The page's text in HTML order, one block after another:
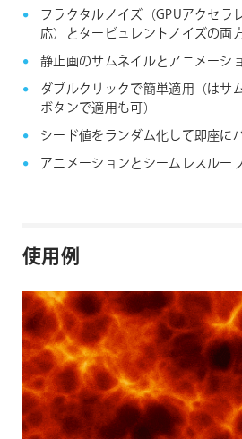
フラクタルノイズ（GPUアクセラ
応）とタービュレントノイズの両
静止画のサムネイルとアニメーシ
ダブルクリックで簡単適用（はサ
ボタンで適用も可）
シード値をランダム化して即座に
アニメーションとシームレスルー
使用例